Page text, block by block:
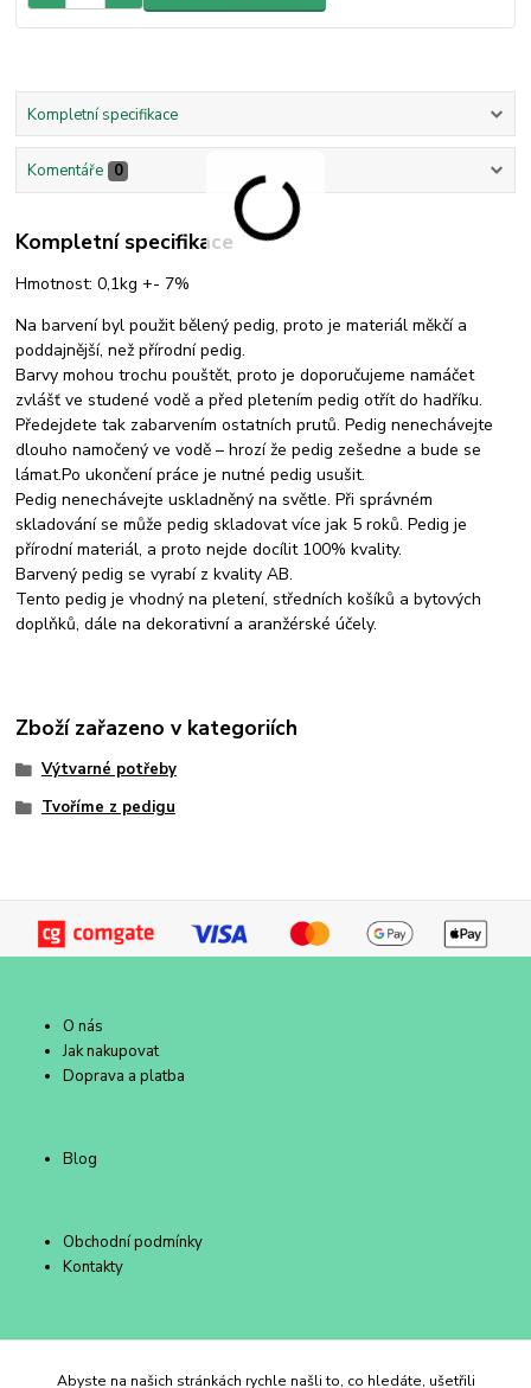
Kompletní specifikace
Komentáře 0
Kompletní specifikace
Hmotnost: 0,1kg +- 7%
Na barvení byl použit bělený pedig, proto je materiál měkčí a
poddajnější, než přírodní pedig.
Barvy mohou trochu pouštět, proto je doporučujeme namáčet
zvlášť ve studené vodě a před pletením pedig otřít do hadříku.
Předejdete tak zabarvením ostatních prutů. Pedig nenechávejte
dlouho namočený ve vodě – hrozí že pedig zešedne a bude se
lámat.Po ukončení práce je nutné pedig usušit.
Pedig nenechávejte uskladněný na světle. Při správném
skladování se může pedig skladovat více jak 5 roků. Pedig je
přírodní materiál, a proto nejde docílit 100% kvality.
Barvený pedig se vyrabí z kvality AB.
Tento pedig je vhodný na pletení, středních košíků a bytových
doplňků, dále na dekorativní a aranžérské účely.
Zboží zařazeno v kategoriích
Výtvarné potřeby
Tvoříme z pedigu
O nás
Jak nakupovat
Doprava a platba
Blog
Obchodní podmínky
Kontakty
Duhový Ateliér Kroměříž
Abyste na našich stránkách rychle našli to, co hledáte, ušetřili